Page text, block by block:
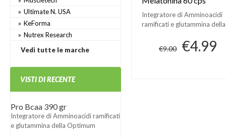
Ultimate N. USA
KeForma
Nutrex Research
Vedi tutte le marche
VISTI DI RECENTE
Pro Bcaa 390 gr
Integratore di Amminoacidi ramificati
e glutammina della Optimum
Integratore di Amminoacidi
ramificati e glutammina della
€9.00 €4.99